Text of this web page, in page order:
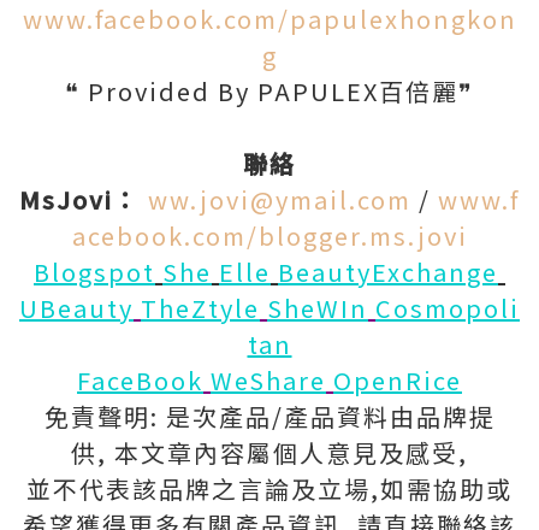
www.facebook.com/papulexhongkon
g
❝ Provided By PAPULEX百倍麗❞
聯絡
MsJovi： ww.jovi@ymail.com / www.f
acebook.com/blogger.ms.jovi
Blogspot She Elle BeautyExchange
UBeauty TheZtyle SheWIn Cosmopoli
tan
FaceBook WeShare OpenRice
免責聲明: 是次產品/產品資料由品牌提
供, 本文章內容屬個人意見及感受,
並不代表該品牌之言論及立場,如需協助或